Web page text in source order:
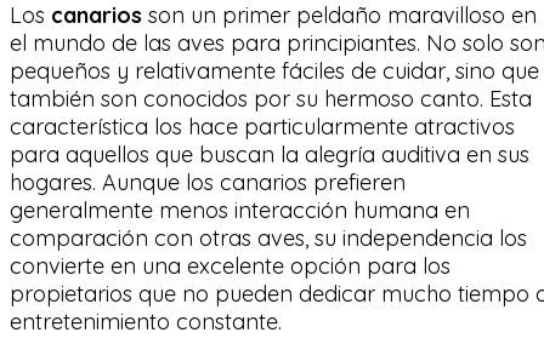
Los canarios son un primer peldaño maravilloso en
el mundo de las aves para principiantes. No solo
pequeños y relativamente fáciles de cuidar, sino que
también son conocidos por su hermoso canto. Esta
característica los hace particularmente atractivos
para aquellos que buscan la alegría auditiva en sus
hogares. Aunque los canarios prefieren
generalmente menos interacción humana en
comparación con otras aves, su independencia los
convierte en una excelente opción para los
propietarios que no pueden dedicar mucho tiempo
entretenimiento constante.